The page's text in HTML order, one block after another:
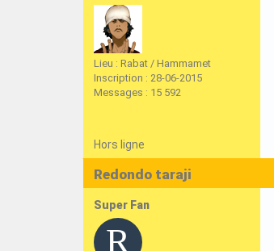
Lieu : Rabat / Hammamet
Inscription : 28-06-2015
Messages : 15 592
Hors ligne
Redondo taraji
Super Fan